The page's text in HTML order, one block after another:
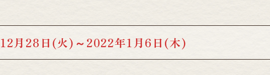
28日(火)～2022年1月6日(木)